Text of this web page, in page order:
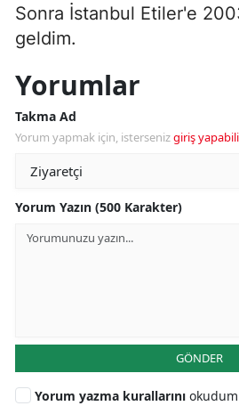
Sonra İstanbul Etiler'e
geldim.
Yorumlar
Takma Ad
Yorum yapmak için, istersenizgiriş
Yorum Yazın (500 Karakter)
GÖNDER
Yorum yazma kurallarını